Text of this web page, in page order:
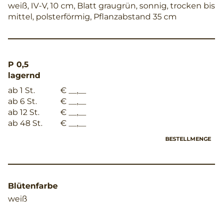
weiß, IV-V, 10 cm, Blatt graugrün, sonnig, trocken bis
mittel, polsterförmig, Pflanzabstand 35 cm
P 0,5
lagernd
ab 1 St.
€ __,__
ab 6 St.
€ __,__
ab 12 St.
€ __,__
ab 48 St.
€ __,__
BESTELLMENGE
Blütenfarbe
weiß